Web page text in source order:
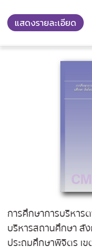
แสดงรายละเอียด
การศึกษาการบริหา
บริหารสถานศึกษา สั
ประถมศึกษาพิจิตร เข